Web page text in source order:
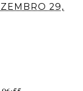
29,